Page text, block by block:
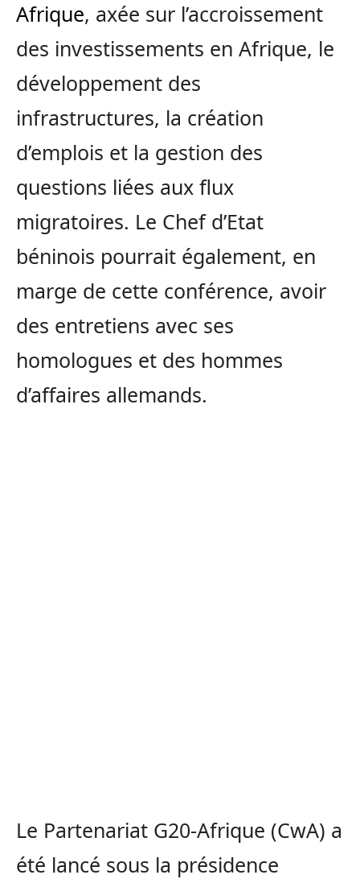
Afrique, axée sur l’accroissement
des investissements en Afrique, le
développement des
infrastructures, la création
d’emplois et la gestion des
questions liées aux flux
migratoires. Le Chef d’Etat
béninois pourrait également, en
marge de cette conférence, avoir
des entretiens avec ses
homologues et des hommes
d’affaires allemands.
Le Partenariat G20-Afrique (CwA) a
été lancé sous la présidence